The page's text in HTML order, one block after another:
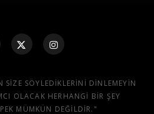
SÖYLEDIKLERINI DINLEMEYIN
OLACAK HERHANGI BIR ŞEY
MÜMKÜN DEĞILDIR."